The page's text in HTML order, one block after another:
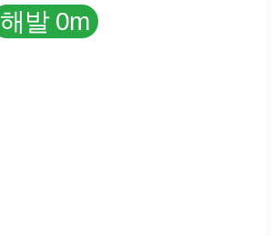
해발 0m